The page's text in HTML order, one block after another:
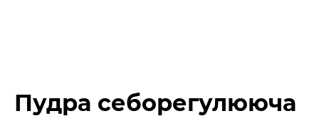
Пудра себорегулююча